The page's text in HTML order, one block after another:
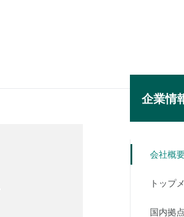
企業情
会社概
トップ
国内拠